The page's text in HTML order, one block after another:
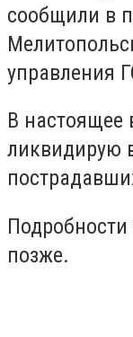
сообщили в
управления
В настоящее
ликвидирую
позже.